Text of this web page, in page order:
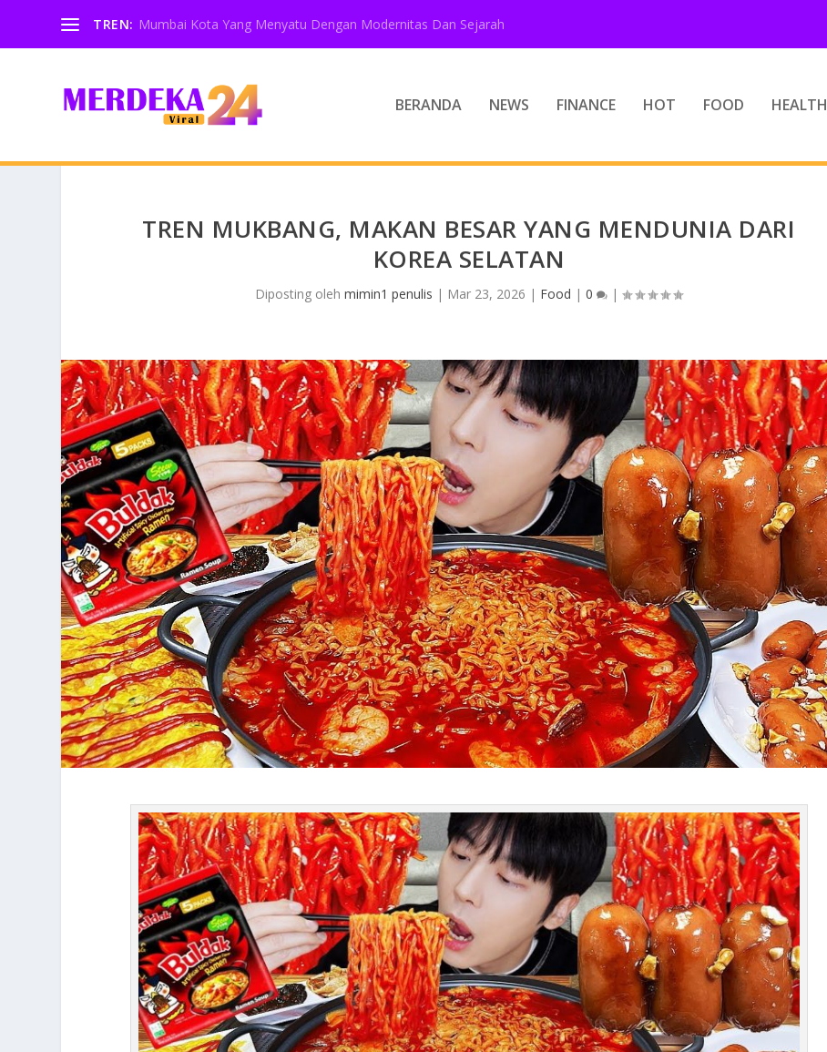
TREN: Mumbai Kota Yang Menyatu Dengan Modernitas Dan Sejarah
BERANDA NEWS FINANCE HOT FOOD HEALTH
TREN MUKBANG, MAKAN BESAR YANG MENDUNIA DARI
KOREA SELATAN
Diposting olehmimin1 penulis | Mar 23, 2026 | Food |0 |